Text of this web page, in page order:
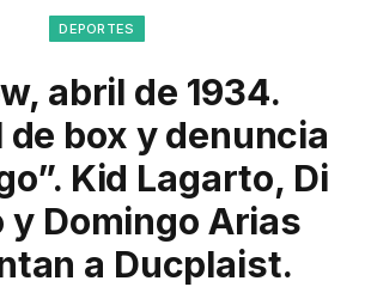
DEPORTES
abril de 1934.
de box y denuncia
Kid Lagarto, Di
y Domingo Arias
a Ducplaist.